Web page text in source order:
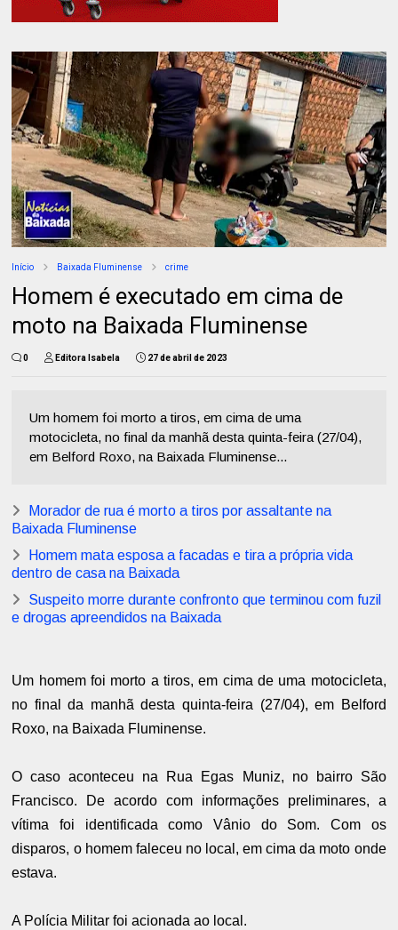
Início Baixada Fluminense crime
Homem é executado em cima de
moto na Baixada Fluminense
0 Editora Isabela 27 de abril de 2023
Um homem foi morto a tiros, em cima de uma
motocicleta, no final da manhã desta quinta-feira (27/04),
em Belford Roxo, na Baixada Fluminense...
Morador de rua é morto a tiros por assaltante na
Baixada Fluminense
Homem mata esposa a facadas e tira a própria vida
dentro de casa na Baixada
Suspeito morre durante confronto que terminou com fuzil
e drogas apreendidos na Baixada
Um homem foi morto a tiros, em cima de uma motocicleta,
no final da manhã desta quinta-feira (27/04), em Belford
Roxo, na Baixada Fluminense.
O caso aconteceu na Rua Egas Muniz, no bairro São
Francisco. De acordo com informações preliminares, a
vítima foi identificada como Vânio do Som. Com os
disparos, o homem faleceu no local, em cima da moto onde
estava.
A Polícia Militar foi acionada ao local.